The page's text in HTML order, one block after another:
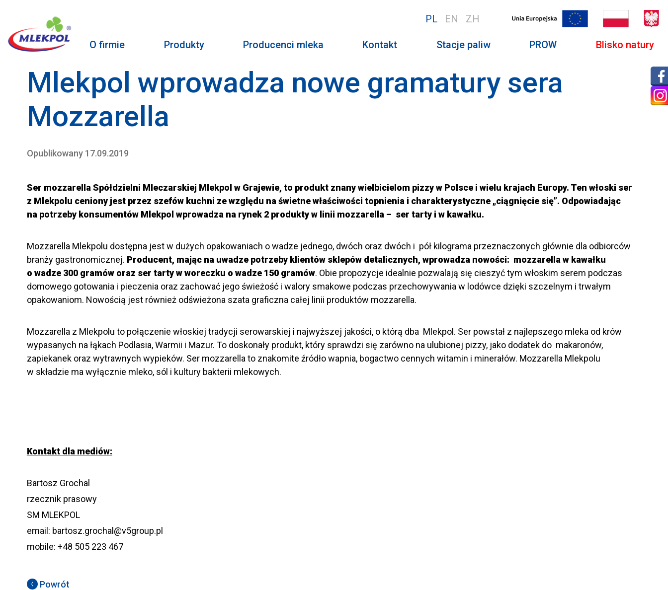
PL EN ZH
O firmie Produkty Producenci mleka Kontakt Stacje paliw PROW Blisko natury
Mlekpol wprowadza nowe gramatury sera
Mozzarella
Opublikowany 17.09.2019
Ser mozzarella Spółdzielni Mleczarskiej Mlekpol w Grajewie, to produkt znany wielbicielom pizzy w Polsce i wielu krajach Europy. Ten włoski ser
z Mlekpolu cenionyjest przez szefów kuchni ze względu na świetne właściwości topnienia i charakterystyczne „ciągnięcie się”. Odpowiadając
na potrzeby konsumentów Mlekpol wprowadza na rynek 2 produkty w linii mozzarella – ser tarty i w kawałku.
Mozzarella Mlekpolu dostępna jest w dużych opakowaniach o wadze jednego, dwóch oraz dwóch i pół kilograma przeznaczonych głównie dla odbiorców
branży gastronomicznej. Producent, mając na uwadze potrzeby klientów sklepów detalicznych, wprowadza nowości: mozzarella w kawałku
o wadze 300 gramów oraz ser tarty w woreczku o wadze 150 gramów. Obie propozycje idealnie pozwalają się cieszyć tym włoskim serem podczas
domowego gotowania i pieczenia oraz zachować jego świeżość i walory smakowe podczas przechowywania w lodówce dzięki szczelnym i trwałym
opakowaniom. Nowością jest również odświeżona szata graficzna całej linii produktów mozzarella.
Mozzarella z Mlekpolu to połączenie włoskiej tradycji serowarskiej i najwyższej jakości, o którą dba Mlekpol. Ser powstał z najlepszego mleka od krów
wypasanych na łąkach Podlasia, Warmii i Mazur. To doskonały produkt, który sprawdzi się zarówno na ulubionej pizzy, jako dodatek do makaronów,
zapiekanek oraz wytrawnych wypieków. Ser mozzarella to znakomite źródło wapnia, bogactwo cennych witamin i minerałów. Mozzarella Mlekpolu
w składzie ma wyłącznie mleko, sól i kultury bakterii mlekowych.
Kontakt dla mediów:
Bartosz Grochal
rzecznik prasowy
SM MLEKPOL
email: bartosz.grochal@v5group.pl
mobile: +48 505 223 467
Powrót